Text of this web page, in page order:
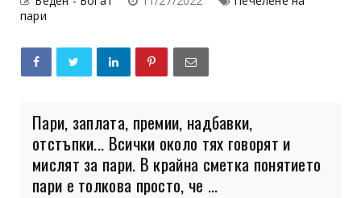
пари
Пари, заплата, премии, надбавки,
отстъпки... Всички около тях говорят и
мислят за пари. В крайна сметка понятието
пари е толкова просто, че ...